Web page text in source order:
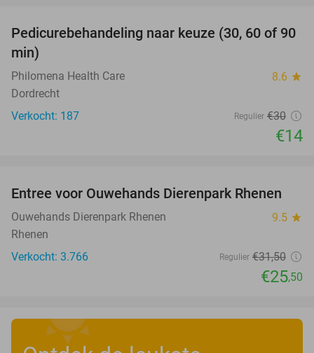
53%
Pedicurebehandeling naar keuze (30, 60 of 90
min)
Philomena Health Care 8.6 star
Dordrecht
Verkocht: 187
Regulier €30
€14
19%
Entree voor Ouwehands Dierenpark Rhenen
Ouwehands Dierenpark Rhenen 9.5 star
Rhenen
Verkocht: 3.766
Regulier €31,50
€25,50